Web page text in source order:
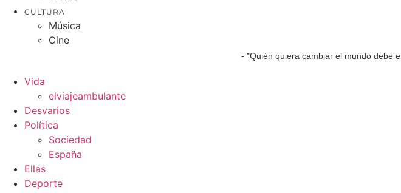
CULTURA
Música
Cine
- "Quién quiera cambiar el mundo debe
Vida
elviajeambulante
Desvarios
Política
Sociedad
España
Ellas
Deporte